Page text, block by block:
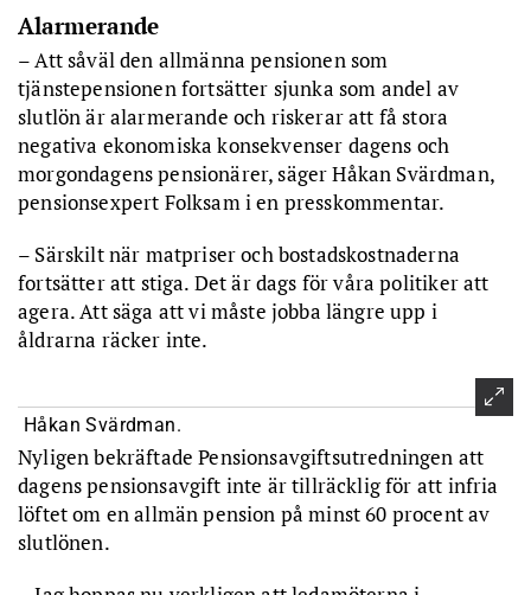
Alarmerande
– Att såväl den allmänna pensionen som
tjänstepensionen fortsätter sjunka som andel av
slutlön är alarmerande och riskerar att få stora
negativa ekonomiska konsekvenser dagens och
morgondagens pensionärer, säger Håkan Svärdman,
pensionsexpert Folksam i en presskommentar.
– Särskilt när matpriser och bostadskostnaderna
fortsätter att stiga. Det är dags för våra politiker att
agera. Att säga att vi måste jobba längre upp i
åldrarna räcker inte.
Håkan Svärdman.
Nyligen bekräftade Pensionsavgiftsutredningen att
dagens pensionsavgift inte är tillräcklig för att infria
löftet om en allmän pension på minst 60 procent av
slutlönen.